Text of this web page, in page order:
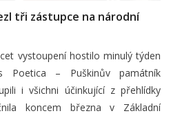
tři zástupce na národní
vystoupení hostilo minulý týden
Poetica – Puškinův památník
i všichni účinkující z přehlídky
koncem března v Základní